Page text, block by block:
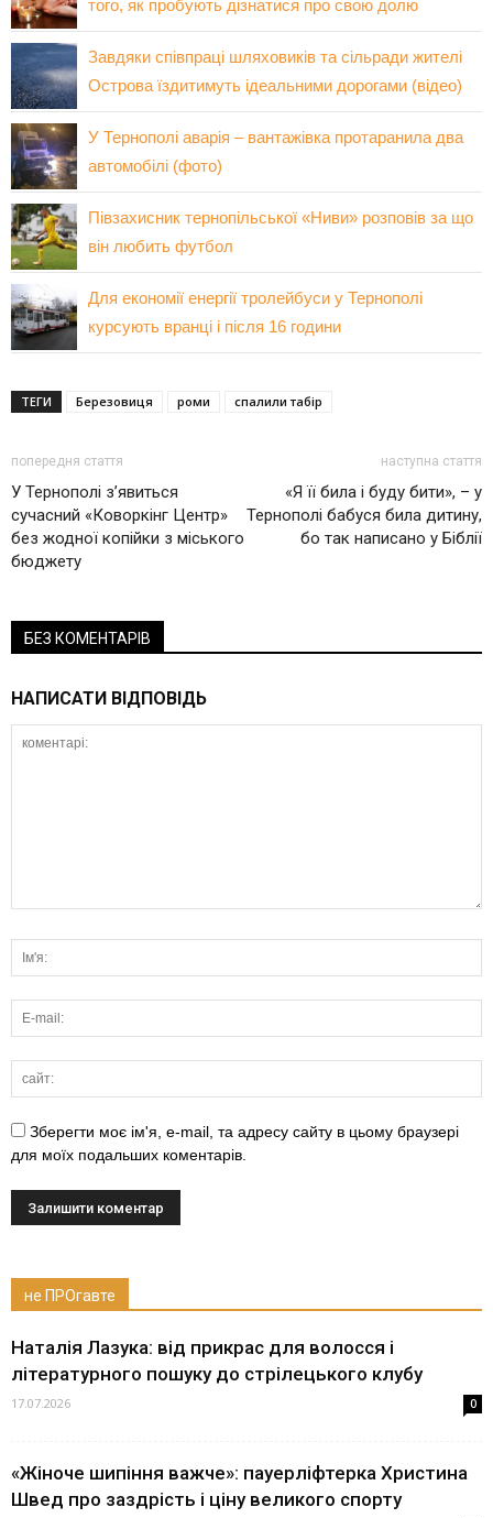
того, як пробують дізнатися про свою долю
Завдяки співпраці шляховиків та сільради жителі
Острова їздитимуть ідеальними дорогами (відео)
У Тернополі аварія – вантажівка протаранила два
автомобілі (фото)
Півзахисник тернопільської «Ниви» розповів за що
він любить футбол
Для економії енергії тролейбуси у Тернополі
курсують вранці і після 16 години
ТЕГИ Березовиця роми спалили табір
попередня стаття
У Тернополі з’явиться
сучасний «Коворкінг Центр»
без жодної копійки з міського
бюджету
наступна стаття
«Я її била і буду бити», – у
Тернополі бабуся била дитину,
бо так написано у Біблії
БЕЗ КОМЕНТАРІВ
НАПИСАТИ ВІДПОВІДЬ
Зберегти моє ім'я, e-mail, та адресу сайту в цьому браузері
для моїх подальших коментарів.
не ПРОгавте
Наталія Лазука: від прикрас для волосся і
літературного пошуку до стрілецького клубу
17.07.2026 0
«Жіноче шипіння важче»: пауерліфтерка Христина
Швед про заздрість і ціну великого спорту